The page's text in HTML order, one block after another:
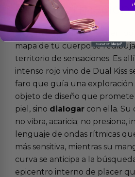
Másinformacion
Hay un lugar donde el tiempo
mapa de tu cuerpo se
territorio de sensaciones. Es
intenso rojo vino de Dual Kiss
faro que guía una exploración
objeto de diseño que
piel, sino dialogar con ella. Su
no vibra, acaricia; no presiona,
lenguaje de ondas rítmicas
más sensitiva, mientras su
curva se anticipa a la
epicentro interno de placer